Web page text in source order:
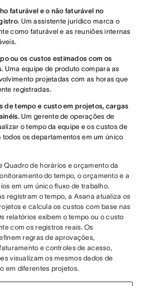
faturável e o não faturável no
. Um assistente jurídico marca o
como faturável e as reuniões internas
ou os custos estimados com os
Uma equipe de produto compara as
projetadas com as horas que
registradas.
de tempo e custo em projetos, cargas
Um gerente de operações de
o tempo da equipe e os custos de
todos os departamentos em um único
Quadro de horários e orçamento da
do tempo, o orçamento e a
em um único fluxo de trabalho.
registram o tempo, a Asana atualiza os
e calcula os custos com base nas
relatórios exibem o tempo ou o custo
com os registros reais. Os
regras de aprovações,
e controles de acesso,
visualizam os mesmos dados de
em diferentes projetos.